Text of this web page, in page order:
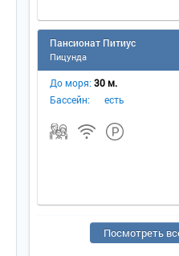
Пансионат Питиус
Пицунда
До моря: 30 м.
Бассейн:
есть
Посмотреть